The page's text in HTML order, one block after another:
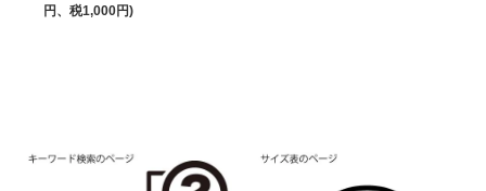
円、税1,000円)